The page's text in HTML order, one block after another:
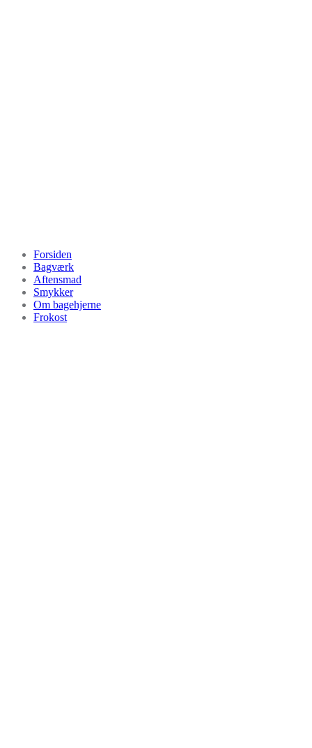
Forsiden
Bagværk
Aftensmad
Smykker
Om bagehjerne
Frokost